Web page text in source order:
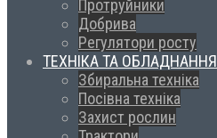
Протруйники
Добрива
Регулятори росту
ТЕХНІКА ТА ОБЛАДНАННЯ
Збиральна техніка
Посівна техніка
Захист рослин